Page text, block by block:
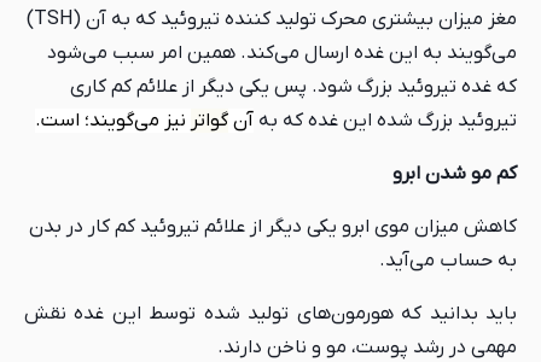
مغز میزان بیشتری محرک تولید کننده تیروئید که به آن (TSH)
می‌گویند به این غده ارسال می‌کند. همین امر سبب می‌شود
که غده تیروئید بزرگ شود. پس یکی دیگر از علائم کم کاری
تیروئید بزرگ شده این غده که به آن گواتر نیز می‌گویند؛ است.
کم مو شدن ابرو
کاهش میزان موی ابرو یکی دیگر از علائم تیروئید کم کار در بدن
به حساب می‌آید.
باید بدانید که هورمون‌های تولید شده توسط این غده نقش
مهمی در رشد پوست، مو و ناخن دارند.